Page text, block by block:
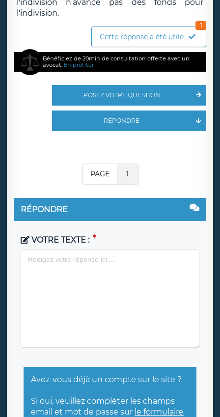
l'indivision n'avance pas des fonds pour
l'indivision.
Cette réponse a été utile
1
Bénéficiez de 20min de consultation offerte avec un
avocat. En profiter
POSEZ VOTRE QUESTION
RÉPONDRE
PAGE 1
RÉPONDRE
VOTRE TEXTE :
Avez-vous déjà un compte sur le site ?
Si oui, veuillez compléter les champs
email et mot de passe sur le formulaire